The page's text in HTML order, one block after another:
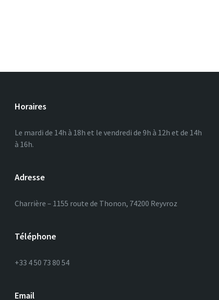
Horaires
Le mardi de 14h à 18h et le vendredi de 9h à 12h et de 14h
à 16h.
Adresse
Charrière – 1155 route de Thonon, 74200 Reyvroz
Téléphone
+33 4 50 73 80 54
Email